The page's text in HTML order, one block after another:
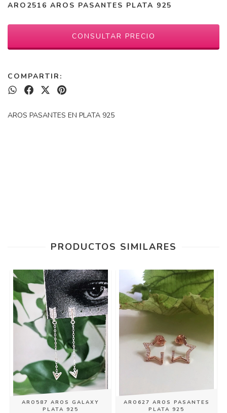
ARO2516 AROS PASANTES PLATA 925
COMPARTIR:
AROS PASANTES EN PLATA 925
PRODUCTOS SIMILARES
ARO587 AROS GALAXY
PLATA 925
ARO627 AROS PASANTES
PLATA 925